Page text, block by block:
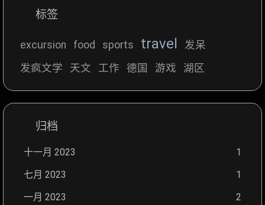
标签
excursion food sports travel
发呆
发疯文学
天文 工作 德国 游戏 湖区
归档
十一月 2023
1
七月 2023
1
一月 2023
2